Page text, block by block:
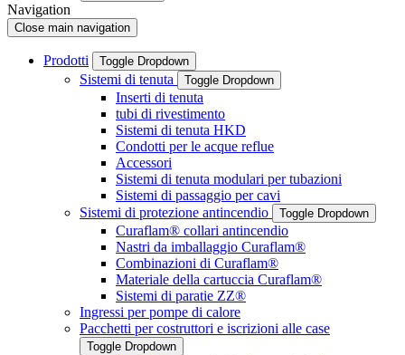
Navigation
Close main navigation
Prodotti Toggle Dropdown
Sistemi di tenuta Toggle Dropdown
Inserti di tenuta
tubi di rivestimento
Sistemi di tenuta HKD
Condotti per le acque reflue
Accessori
Sistemi di tenuta modulari per tubazioni
Sistemi di passaggio per cavi
Sistemi di protezione antincendio
Toggle Dropdown
Curaflam® collari antincendio
Nastri da imballaggio Curaflam®
Combinazioni di Curaflam®
Materiale della cartuccia Curaflam®
Sistemi di paratie ZZ®
Ingressi per pompe di calore
Pacchetti per costruttori e iscrizioni alle case
Toggle Dropdown